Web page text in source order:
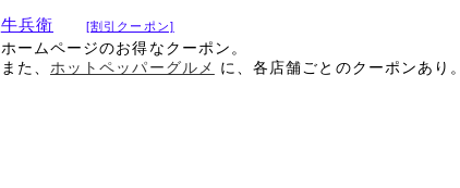
牛兵衛 [割引クーポン]
ホームページのお得なクーポン。
また、ホットペッパーグルメ に、各店舗ごとのクーポンあり。